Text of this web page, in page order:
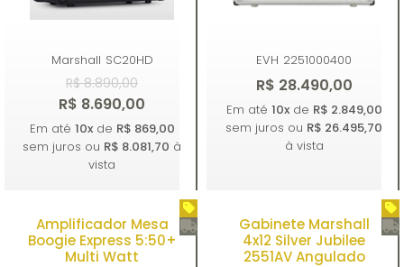
Marshall SC20HD
R$ 8.890,00
R$ 8.690,00
Comprar
Em até 10xde R$ 869,00
sem juros ou R$ 8.081,70 à
vista
EVH 2251000400
R$ 28.490,00
Comprar
Em até 10xde R$ 2.849,00
sem juros ou R$ 26.495,70
à vista
Amplificador Mesa
Boogie Express 5:50+
Multi Watt
Gabinete Marshall
4x12 Silver Jubilee
2551AV Angulado